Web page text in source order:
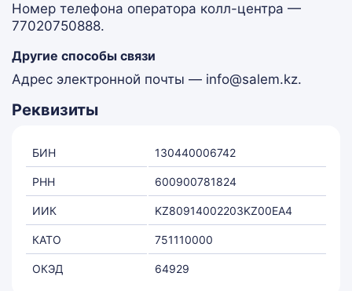
Номер телефона оператора колл-центра —
77020750888.
Другие способы связи
Адрес электронной почты — info@salem.kz.
Реквизиты
БИН 130440006742
РНН 600900781824
ИИК KZ80914002203KZ00EA4
КАТО 751110000
ОКЭД 64929